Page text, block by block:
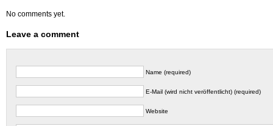
No comments yet.
Leave a comment
Name (required)
E-Mail (wird nicht veröffentlicht) (required)
Website